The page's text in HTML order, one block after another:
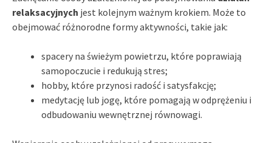
relaksacyjnych jest kolejnym ważnym krokiem. Może to
obejmować różnorodne formy aktywności, takie jak:
spacery na świeżym powietrzu, które poprawiają
samopoczucie i redukują stres;
hobby, które przynosi radość i satysfakcję;
medytację lub jogę, które pomagają w odprężeniu i
odbudowaniu wewnętrznej równowagi.